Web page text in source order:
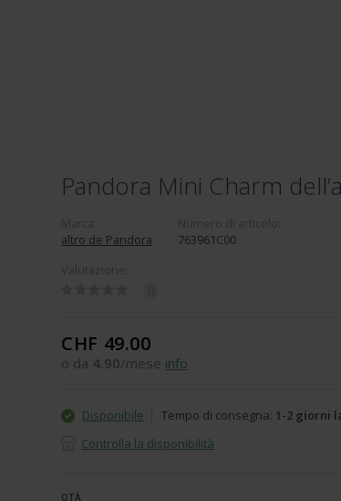
Pandora Mini Charm
altro de Pandora
763961C00
CHF 49.00
o da 4.90/mese info
Disponibile Tempo di consegna: 1-2 giorni
Controlla la disponibilità
QTÀ